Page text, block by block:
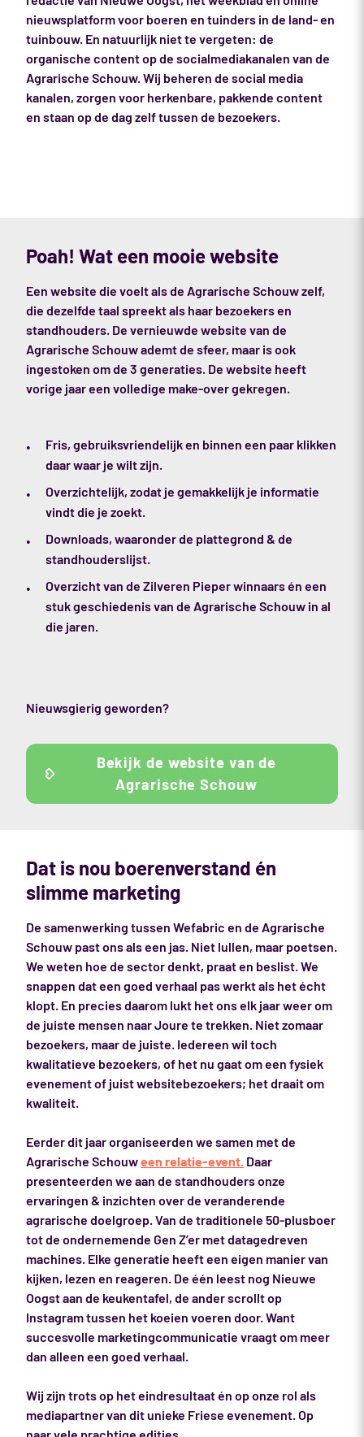
nieuwsplatform voor boeren en tuinders in de land- en
tuinbouw. En natuurlijk niet te vergeten: de
organische content op de socialmediakanalen van de
Agrarische Schouw. Wij beheren de social media
kanalen, zorgen voor herkenbare, pakkende content
en staan op de dag zelf tussen de bezoekers.
Poah! Wat een mooie website
Een website die voelt als de Agrarische Schouw zelf,
die dezelfde taal spreekt als haar bezoekers en
standhouders. De vernieuwde website van de
Agrarische Schouw ademt de sfeer, maar is ook
ingestoken om de 3 generaties. De website heeft
vorige jaar een volledige make-over gekregen.
Fris, gebruiksvriendelijk en binnen een paar klikken
daar waar je wilt zijn.
Overzichtelijk, zodat je gemakkelijk je informatie
vindt die je zoekt.
Downloads, waaronder de plattegrond & de
standhouderslijst.
Overzicht van de Zilveren Pieper winnaars én een
stuk geschiedenis van de Agrarische Schouw in al
die jaren.
Nieuwsgierig geworden?
Bekijk de website van de
Agrarische Schouw
Dat is nou boerenverstand én
slimme marketing
De samenwerking tussen Wefabric en de Agrarische
Schouw past ons als een jas. Niet lullen, maar poetsen.
We weten hoe de sector denkt, praat en beslist. We
snappen dat een goed verhaal pas werkt als het écht
klopt. En precies daarom lukt het ons elk jaar weer om
de juiste mensen naar Joure te trekken. Niet zomaar
bezoekers, maar de juiste. Iedereen wil toch
kwalitatieve bezoekers, of het nu gaat om een fysiek
evenement of juist websitebezoekers; het draait om
kwaliteit.
Eerder dit jaar organiseerden we samen met de
Agrarische Schouween relatie-event. Daar
presenteerden we aan de standhouders onze
ervaringen & inzichten over de veranderende
agrarische doelgroep. Van de traditionele 50-plusboer
tot de ondernemende Gen Z’er met datagedreven
machines. Elke generatie heeft een eigen manier van
kijken, lezen en reageren. De één leest nog Nieuwe
Oogst aan de keukentafel, de ander scrollt op
Instagram tussen het koeien voeren door. Want
succesvolle marketingcommunicatie vraagt om meer
dan alleen een goed verhaal.
Wij zijn trots op het eindresultaat én op onze rol als
mediapartner van dit unieke Friese evenement. Op